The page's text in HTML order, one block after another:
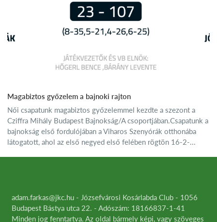
Magabiztos győzelem a bajnoki rajton
Női csapatunk magabiztos győzelemmel kezdte a szezont a
Cziffra Mihály Budapest Bajnokság/A csoportjában.Csapatunk a
bajnokság első fordulójában a Viharos Szenyórák otthonába
látogatott, ahol az első negyed első felében rögtön 16-2-...
adam.farkas@jkc.hu - Józsefvárosi Kosárlabda Club - 1056
Budapest Bástya utca 22. - Adószám: 18166837-1-41
Minden jog fenntartva. Az oldal bármely képi, vagy szöveges